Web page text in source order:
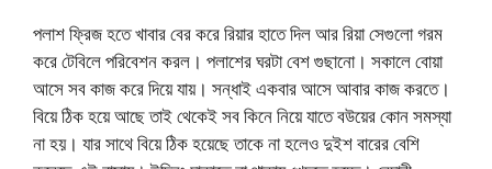
পলাশ ফ্রিজ হতে খাবার বের করে রিয়ার হাতে দিল আর রিয়া সেগুলো গরম
করে টেবিলে পরিবেশন করল। পলাশের ঘরটা বেশ গুছানো। সকালে বোয়া
আসে সব কাজ করে দিয়ে যায়। সন্ধাই একবার আসে আবার কাজ করতে।
বিয়ে ঠিক হয়ে আছে তাই থেকেই সব কিনে নিয়ে যাতে বউয়ের কোন সমস্যা
না হয়। যার সাথে বিয়ে ঠিক হয়েছে তাকে না হলেও দুইশ বারের বেশি